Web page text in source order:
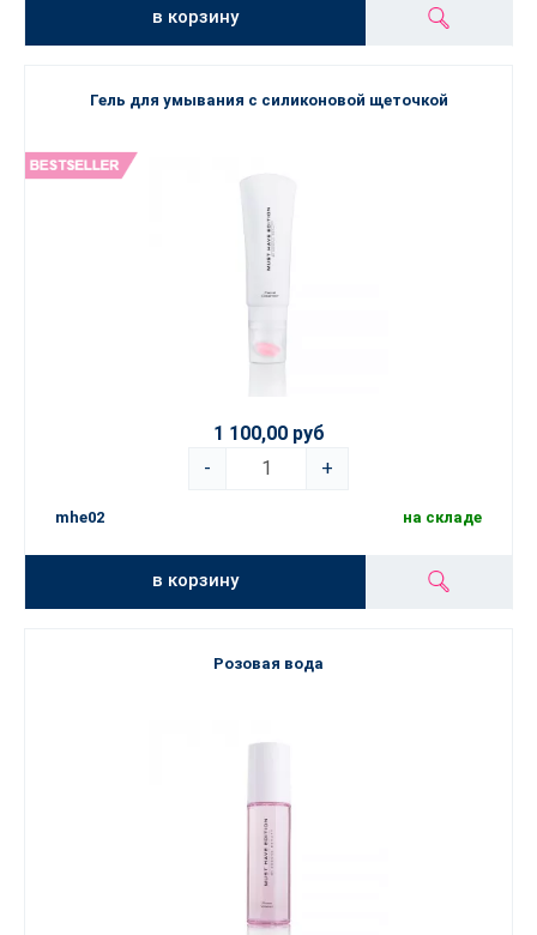
в корзину
Гель для умывания с силиконовой щеточкой
1 100,00 руб
-
+
mhe02 на складе
в корзину
Розовая вода